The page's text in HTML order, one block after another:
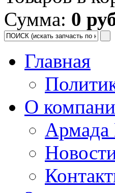
Сумма: 0
Главная
О
Армада